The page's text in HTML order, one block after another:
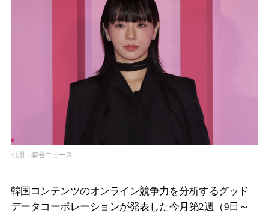
引用：聯合ニュース
韓国コンテンツのオンライン競争力を分析するグッド
データコーポレーションが発表した今月第2週（9日～